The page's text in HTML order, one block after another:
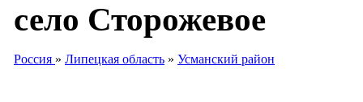
село Сторожевое
Россия » Липецкая область » Усманский район